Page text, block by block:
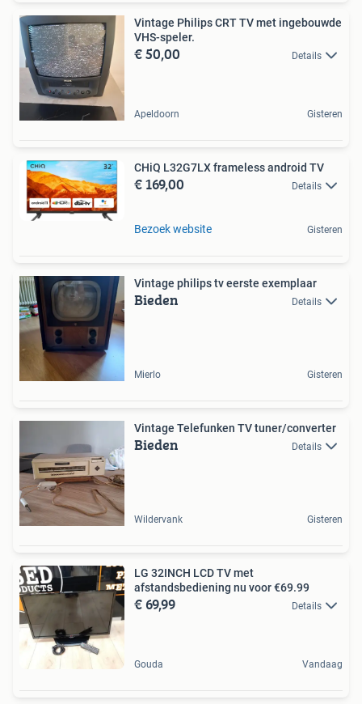
Vintage Philips CRT TV met ingebouwde
VHS-speler.
€ 50,00 Details
Apeldoorn Gisteren
CHiQ L32G7LX frameless android TV
€ 169,00 Details
Bezoek website Gisteren
Vintage philips tv eerste exemplaar
Bieden Details
Mierlo Gisteren
Vintage Telefunken TV tuner/converter
Bieden Details
Wildervank Gisteren
LG 32INCH LCD TV met
afstandsbediening nu voor €69.99
€ 69,99 Details
Gouda Vandaag